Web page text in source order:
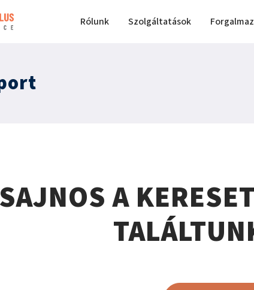
Rólunk Szolgáltatások
SAJNOS A